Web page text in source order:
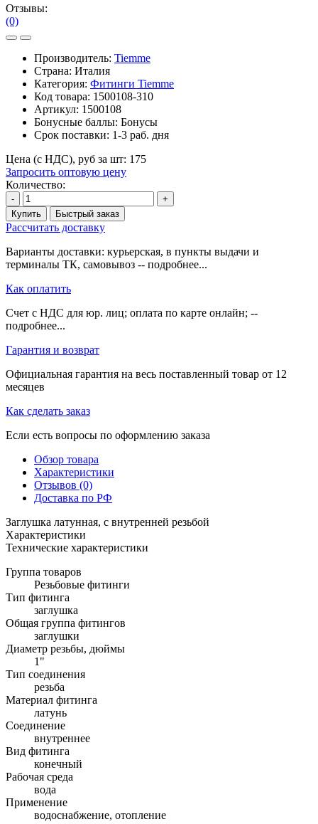
Отзывы:
(0)
Производитель: Tiemme
Страна: Италия
Категория: Фитинги Tiemme
Код товара: 1500108-310
Артикул: 1500108
Бонусные баллы: Бонусы
Срок поставки: 1-3 раб. дня
Цена (с НДС), руб за шт: 175
Запросить оптовую цену
Количество:
-
+
Купить
Быстрый заказ
Рассчитать доставку
Варианты доставки: курьерская, в пункты выдачи и
терминалы ТК, самовывоз -- подробнее...
Как оплатить
Счет с НДС для юр. лиц; оплата по карте онлайн; --
подробнее...
Гарантия и возврат
Официальная гарантия на весь поставленный товар от 12
месяцев
Как сделать заказ
Если есть вопросы по оформлению заказа
Обзор товара
Характеристики
Отзывов (0)
Доставка по РФ
Заглушка латунная, с внутренней резьбой
Характеристики
Технические характеристики
Группа товаров
Резьбовые фитинги
Тип фитинга
заглушка
Общая группа фитингов
заглушки
Диаметр резьбы, дюймы
1"
Тип соединения
резьба
Материал фитинга
латунь
Соединение
внутреннее
Вид фитинга
конечный
Рабочая среда
вода
Применение
водоснабжение, отопление